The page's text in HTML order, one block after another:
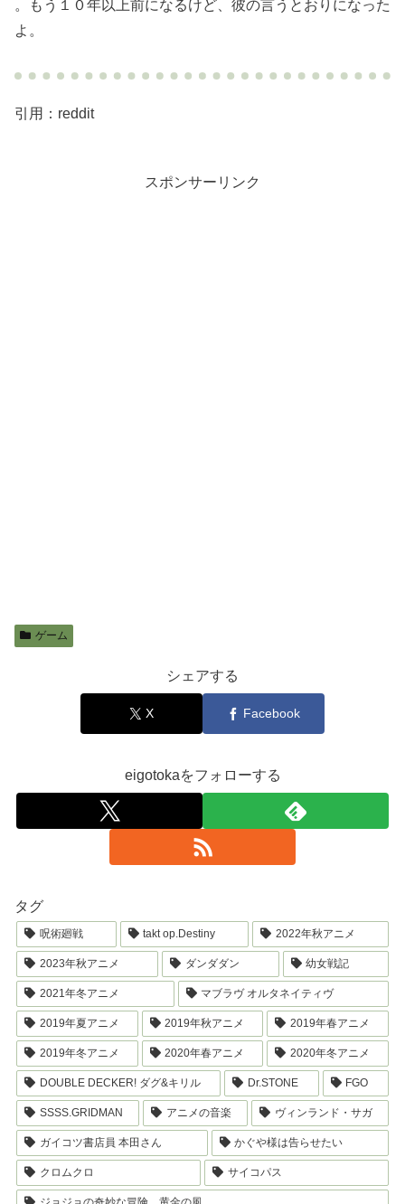
。もう１０年以上前になるけど、彼の言うとおりになった
よ。
引用：reddit
スポンサーリンク
ゲーム
シェアする
X Facebook
eigotokaをフォローする
タグ
呪術廻戦 takt op.Destiny 2022年秋アニメ
2023年秋アニメ ダンダダン 幼女戦記
2021年冬アニメ マブラヴ オルタネイティヴ
2019年夏アニメ 2019年秋アニメ 2019年春アニメ
2019年冬アニメ 2020年春アニメ 2020年冬アニメ
DOUBLE DECKER! ダグ&キリル Dr.STONE FGO
SSSS.GRIDMAN アニメの音楽 ヴィンランド・サガ
ガイコツ書店員 本田さん かぐや様は告らせたい
クロムクロ サイコパス